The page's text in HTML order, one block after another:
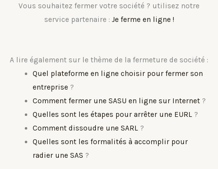
Vous souhaitez fermer votre société ? utilisez notre
service partenaire : Je ferme en ligne !
A lire également sur le thème de la fermeture de société :
Quel plateforme en ligne choisir pour fermer son
entreprise?
Comment fermer une SASU en ligne sur Internet?
Quelles sont les étapes pour arrêter une EURL?
Comment dissoudre une SARL?
Quelles sont les formalités à accomplir pour
radier une SAS ?